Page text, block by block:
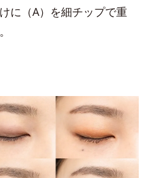
に（A）を細チップで重